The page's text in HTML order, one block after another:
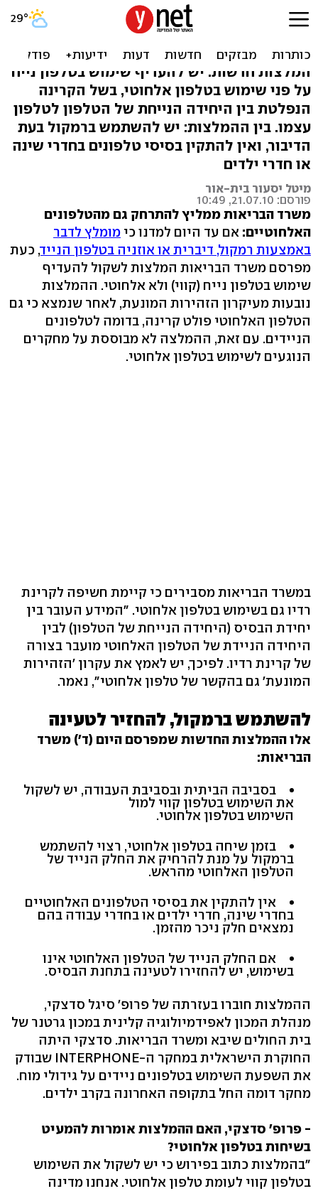
משרד הבריאות: היזהרו מטל'
אלחוטי כמו מסלולרי
המלצות חדשות: יש להעדיף שימוש בטלפון נייח
על פני שימוש בטלפון אלחוטי, בשל הקרינה
הנפלטת בין היחידה הנייחת של הטלפון לטלפון
עצמו. בין ההמלצות: יש להשתמש ברמקול בעת
הדיבור, ואין להתקין בסיסי טלפונים בחדרי שינה
או חדרי ילדים
מיטל יסעור בית-אור
פורסם: 21.07.10, 10:49
משרד הבריאות ממליץ להתרחק גם מהטלפונים
האלחוטיים: אם עד היום למדנו כי מומלץ לדבר
באמצעות רמקול, דיברית או אוזניה בטלפון הנייד, כעת
מפרסם משרד הבריאות המלצות לשקול להעדיף
שימוש בטלפון נייח (קווי) ולא אלחוטי. ההמלצות
נובעות מעיקרון הזהירות המונעת, לאחר שנמצא כי גם
הטלפון האלחוטי פולט קרינה, בדומה לטלפונים
הניידים. עם זאת, ההמלצה לא מבוססת על מחקרים
הנוגעים לשימוש בטלפון אלחוטי.
במשרד הבריאות מסבירים כי קיימת חשיפה לקרינת
רדיו גם בשימוש בטלפון אלחוטי. "המידע העובר בין
יחידת הבסיס (היחידה הנייחת של הטלפון) לבין
היחידה הניידת של הטלפון האלחוטי מועבר בצורה
של קרינת רדיו. לפיכך, יש לאמץ את עקרון 'הזהירות
המונעת' גם בהקשר של טלפון אלחוטי", נאמר.
להשתמש ברמקול, להחזיר לטעינה
אלו ההמלצות החדשות שמפרסם היום (ד') משרד
הבריאות:
בסביבה הביתית ובסביבת העבודה, יש לשקול
את השימוש בטלפון קווי למול
השימוש בטלפון אלחוטי.
בזמן שיחה בטלפון אלחוטי, רצוי להשתמש
ברמקול על מנת להרחיק את החלק הנייד של
הטלפון האלחוטי מהראש.
אין להתקין את בסיסי הטלפונים האלחוטיים
בחדרי שינה, חדרי ילדים או בחדרי עבודה בהם
נמצאים חלק ניכר מהזמן.
אם החלק הנייד של הטלפון האלחוטי אינו
בשימוש, יש להחזירו לטעינה בתחנת הבסיס.
ההמלצות חוברו בעזרתה של פרופ' סיגל סדצקי,
מנהלת המכון לאפידמיולוגיה קלינית במכון גרטנר של
בית החולים שיבא ומשרד הבריאות. סדצקי היתה
החוקרת הישראלית במחקר ה-INTERPHONE שבודק
את השפעת השימוש בטלפונים ניידים על גידולי מוח.
מחקר דומה החל בתקופה האחרונה בקרב ילדים.
- פרופ' סדצקי, האם ההמלצות אומרות להמעיט
בשיחות בטלפון אלחוטי?
"בהמלצות כתוב בפירוש כי יש לשקול את השימוש
בטלפון קווי לעומת טלפון אלחוטי. אנחנו מדינה